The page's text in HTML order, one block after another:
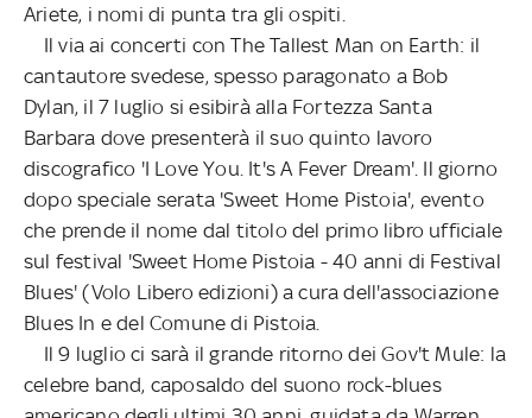
Ariete, i nomi di punta tra gli ospiti.
Il via ai concerti con The Tallest Man on Earth: il
cantautore svedese, spesso paragonato a Bob
Dylan, il 7 luglio si esibirà alla Fortezza Santa
Barbara dove presenterà il suo quinto lavoro
discografico 'I Love You. It's A Fever Dream'. Il giorno
dopo speciale serata 'Sweet Home Pistoia', evento
che prende il nome dal titolo del primo libro ufficiale
sul festival 'Sweet Home Pistoia - 40 anni di Festival
Blues' (Volo Libero edizioni) a cura dell'associazione
Blues In e del Comune di Pistoia.
Il 9 luglio ci sarà il grande ritorno dei Gov't Mule: la
celebre band, caposaldo del suono rock-blues